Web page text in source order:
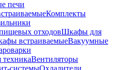
печи
Комплекты
отходовШкафы для
встраиваемыеВакуумные
техникаВентиляторы
системыОхладители